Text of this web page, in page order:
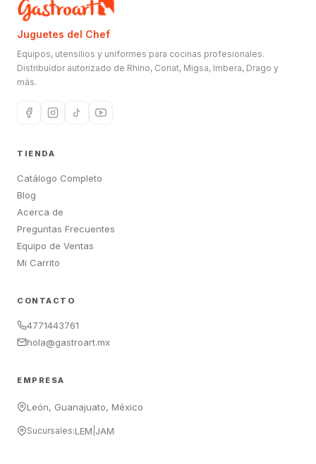
Juguetes del Chef
Equipos, utensilios y uniformes para cocinas profesionales.
Distribuidor autorizado de Rhino, Coriat, Migsa, Imbera, Drago y
más.
TIENDA
Catálogo Completo
Blog
Acerca de
Preguntas Frecuentes
Equipo de Ventas
Mi Carrito
CONTACTO
4771443761
hola@gastroart.mx
EMPRESA
León, Guanajuato, México
Sucursales:LEM JAM